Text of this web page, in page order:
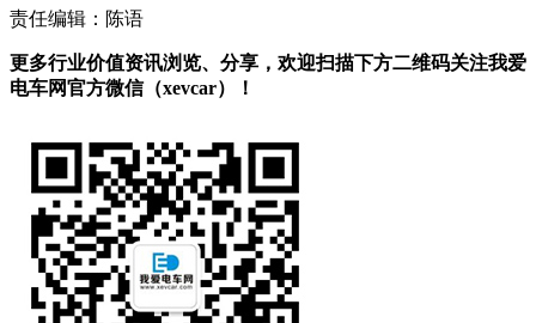
责任编辑：陈语
更多行业价值资讯浏览、分享，欢迎扫描下方二维码关注我爱
电车网官方微信（xevcar）！